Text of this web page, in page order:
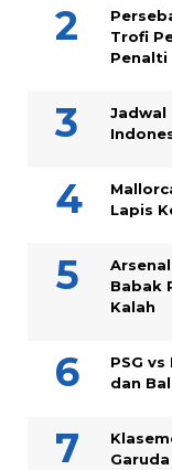
Trofi
Penalti
Jadwal
Lapis
Babak
Kalah
PSG
dan